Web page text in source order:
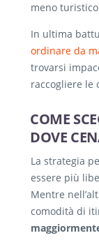
meno
In ultima
ordinare da
trovarsi
raccogliere le
COME
DOVE
La strategia
essere più
Mentre
comodità di